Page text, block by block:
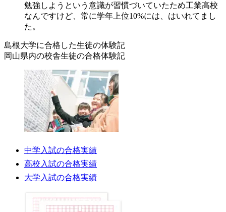
勉強しようという意識が習慣づいていたため工業高校
なんですけど、常に学年上位10%には、はいれてまし
た。
島根大学に合格した生徒の体験記
岡山県内の校舎生徒の合格体験記
中学入試の合格実績
高校入試の合格実績
大学入試の合格実績